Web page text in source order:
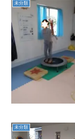
未分類
未分類